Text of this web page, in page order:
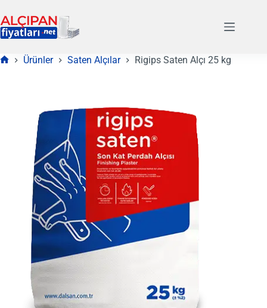
to
content
Ürünler Saten Alçılar Rigips Saten Alçı 25 kg